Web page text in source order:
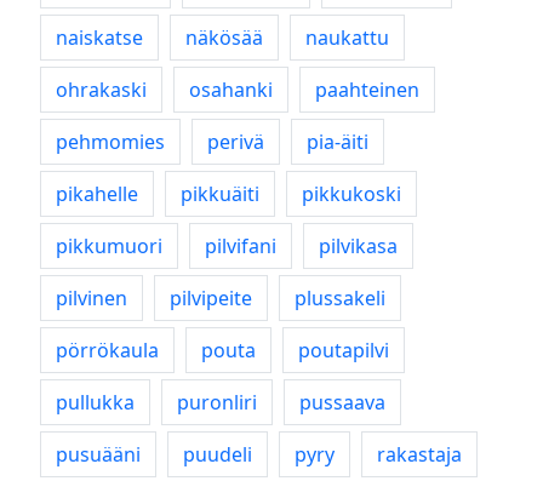
naiskatse
näkösää
naukattu
ohrakaski
osahanki
paahteinen
pehmomies
perivä
pia-äiti
pikahelle
pikkuäiti
pikkukoski
pikkumuori
pilvifani
pilvikasa
pilvinen
pilvipeite
plussakeli
pörrökaula
pouta
poutapilvi
pullukka
puronliri
pussaava
pusuääni
puudeli pyry
rakastaja